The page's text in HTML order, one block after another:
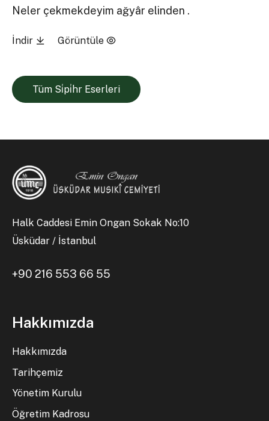
Neler çekmekdeyim ağyâr elinden .
İndir Görüntüle
Tüm Si̇pi̇hr Eserleri
Halk Caddesi Emin Ongan Sokak No:10
Üsküdar / İstanbul
+90 216 553 66 55
Hakkımızda
Hakkımızda
Tarihçemiz
Yönetim Kurulu
Öğretim Kadrosu